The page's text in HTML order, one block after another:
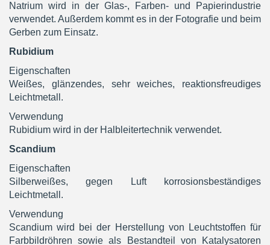
Natrium wird in der Glas-, Farben- und Papierindustrie
verwendet. Außerdem kommt es in der Fotografie und beim
Gerben zum Einsatz.
Rubidium
Eigenschaften
Weißes, glänzendes, sehr weiches, reaktionsfreudiges
Leichtmetall.
Verwendung
Rubidium wird in der Halbleitertechnik verwendet.
Scandium
Eigenschaften
Silberweißes, gegen Luft korrosionsbeständiges
Leichtmetall.
Verwendung
Scandium wird bei der Herstellung von Leuchtstoffen für
Farbbildröhren sowie als Bestandteil von Katalysatoren